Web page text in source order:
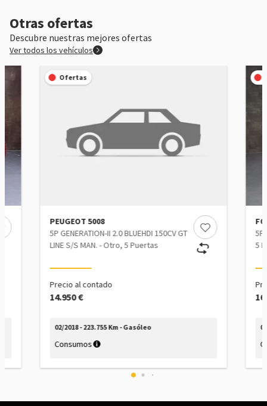
Otras ofertas
Descubre nuestras mejores ofertas
Ver todos los vehículos
Ofertas
PEUGEOT 5008
5P GENERATION-II 2.0 BLUEHDI 150CV GT
LINE S/S MAN. - Otro, 5 Puertas
Precio al contado
14.950 €
02/2018 - 223.755 Km - Gasóleo
Consumos
5P
5